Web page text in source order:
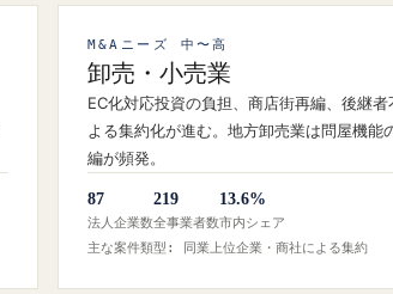
M&Aニーズ 中〜高
卸売・小売業
EC化対応投資の負担、商店街再編、後継者
よる集約化が進む。地方卸売業は問屋機能
編が頻発。
87
法人企業数
219
全事業者数
13.6%
市内シェア
主な案件類型: 同業上位企業・商社による集約